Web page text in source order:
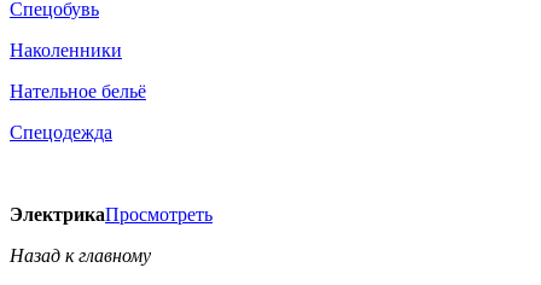
Спецобувь
Наколенники
Нательное бельё
Спецодежда
ЭлектрикаПросмотреть
Назад к главному